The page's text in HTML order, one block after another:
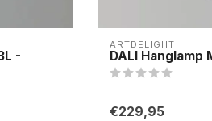
-
ARTDELIGHT
DALI Hanglamp
€229,95